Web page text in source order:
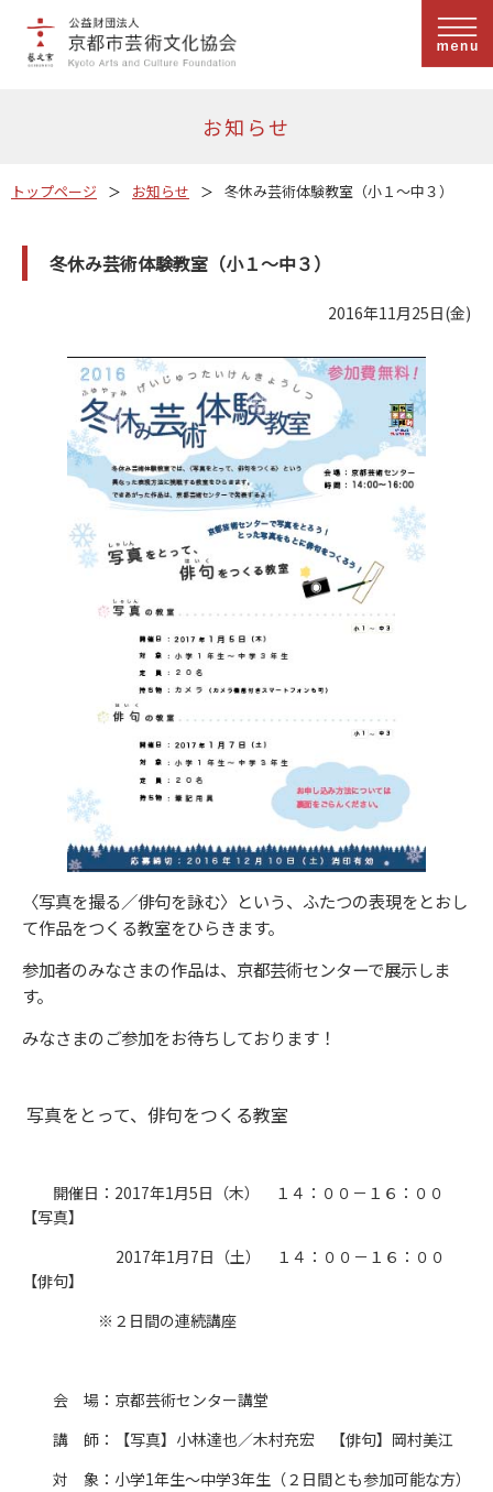
お知らせ
トップページ お知らせ 冬休み芸術体験教室（小１～中３）
冬休み芸術体験教室（小１～中３）
2016年11月25日(金)
〈写真を撮る／俳句を詠む〉という、 ふたつの表現をとおし
て作品をつくる教室をひらきます。
参加者のみなさまの作品は、京都芸術センターで展示しま
す。
みなさまのご参加をお待ちしております！
写真をとって、俳句をつくる教室
開催日：2017年1月5日（木） １４：００－１６：００
【写真】
2017年1月7日（土） １４：００－１６：００
【俳句】
※２日間の連続講座
会 場：京都芸術センター講堂
講 師：【写真】小林達也／木村充宏 【俳句】岡村美江
対 象：小学1年生～中学3年生（２日間とも参加可能な方）